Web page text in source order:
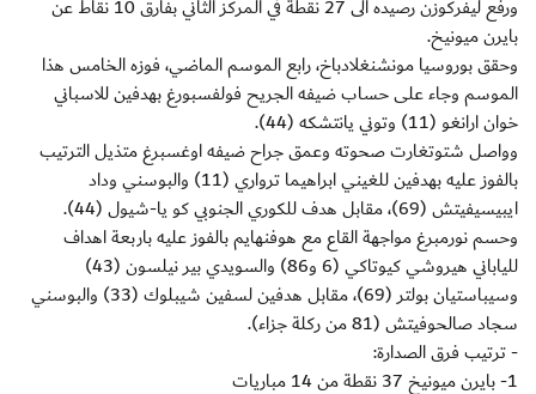
ورفع ليفركوزن رصيده الى 27 نقطة في المركز الثاني بفارق 10 نقاط عن
بايرن ميونيخ.
وحقق بوروسيا مونشنغلادباخ، رابع الموسم الماضي، فوزه الخامس هذا
الموسم وجاء على حساب ضيفه الجريح فولفسبورغ بهدفين للاسباني
خوان ارانغو (11) وتوني يانتشكه (44).
وواصل شتوتغارت صحوته وعمق جراح ضيفه اوغسبرغ متذيل الترتيب
بالفوز عليه بهدفين للغيني ابراهيما ترواري (11) والبوسني وداد
ايبيسيفيتش (69)، مقابل هدف للكوري الجنوبي كو يا-شيول (44).
وحسم نورمبرغ مواجهة القاع مع هوفنهايم بالفوز عليه باربعة اهداف
للياباني هيروشي كيوتاكي (6 و86) والسويدي بير نيلسون (43)
وسيباستيان بولتر (69)، مقابل هدفين لسفين شيبلوك (33) والبوسني
سجاد صالحوفيتش (81 من ركلة جزاء).
- ترتيب فرق الصدارة:
1- بايرن ميونيخ 37 نقطة من 14 مباريات